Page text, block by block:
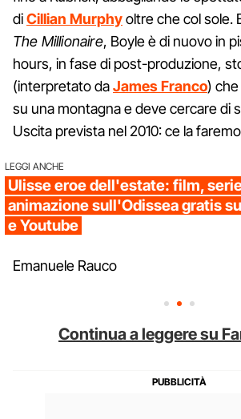
diCillian Murphyoltre che col sole.
The Millionaire, Boyle è di nuovo in
hours, in fase di post-produzione,
(interpretato daJames Franco)
su una montagna e deve cercare di
Uscita prevista nel 2010: ce la
LEGGI ANCHE
Ulisse eroe dell'estate: film,
animazione sull'Odissea gratis
e Youtube
Emanuele Rauco
Continua a leggere su